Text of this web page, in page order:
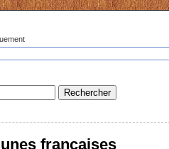
françaises